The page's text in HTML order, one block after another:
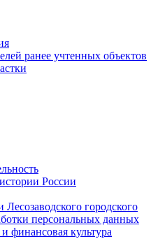
ранее учтенных объектов
России
городского
персональных данных
финансовая культура